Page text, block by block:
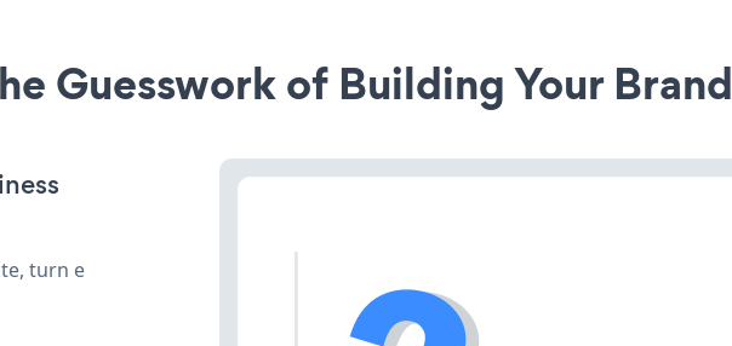
Guesswork of Building Your Brand
turn e